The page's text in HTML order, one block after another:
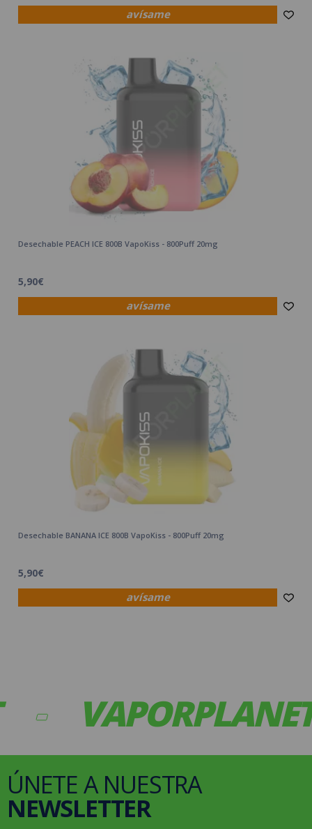
avísame
avísame
Desechable PEACH ICE 800B VapoKiss - 800Puff 20mg
5,90€
avísame
Desechable BANANA ICE 800B VapoKiss - 800Puff 20mg
5,90€
VAPORPLANET
ÚNETE A NUESTRA
NEWSLETTER